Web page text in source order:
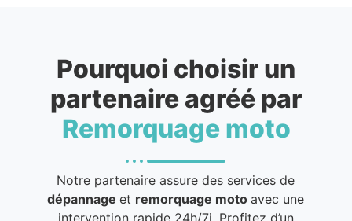
Pourquoi choisir un
partenaire agréé par
Remorquage moto
Notre partenaire assure des services de
dépannageet remorquage motoavec une